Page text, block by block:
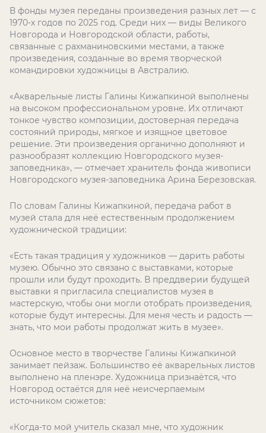
В фонды музея переданы произведения разных лет — с
1970-х годов по 2025 год. Среди них — виды Великого
Новгорода и Новгородской области, работы,
связанные с рахманиновскими местами, а также
произведения, созданные во время творческой
командировки художницы в Австралию.
«Акварельные листы Галины Кижапкиной выполнены
на высоком профессиональном уровне. Их отличают
тонкое чувство композиции, достоверная передача
состояний природы, мягкое и изящное цветовое
решение. Эти произведения органично дополняют и
разнообразят коллекцию Новгородского музея-
заповедника», — отмечает хранитель фонда живописи
Новгородского музея-заповедника Арина Березовская.
По словам Галины Кижапкиной, передача работ в
музей стала для неё естественным продолжением
художнической традиции:
«Есть такая традиция у художников — дарить работы
музею. Обычно это связано с выставками, которые
прошли или будут проходить. В преддверии будущей
выставки я пригласила специалистов музея в
мастерскую, чтобы они могли отобрать произведения,
которые будут интересны. Для меня честь и радость —
знать, что мои работы продолжат жить в музее».
Основное место в творчестве Галины Кижапкиной
занимает пейзаж. Большинство её акварельных листов
выполнено на пленэре. Художница признаётся, что
Новгород остаётся для неё неисчерпаемым
источником сюжетов:
«Когда-то мой учитель сказал мне, что художник